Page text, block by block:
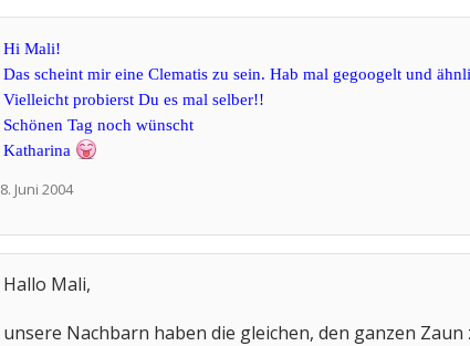
Hi Mali!
Das scheint mir eine Clematis zu sein. Hab mal gegoogelt und
Vielleicht probierst Du es mal selber!!
Schönen Tag noch wünscht
Katharina
8. Juni 2004
Hallo Mali,
unsere Nachbarn haben die gleichen, den ganzen